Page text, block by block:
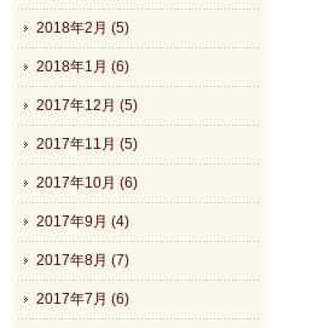
2018年2月 (5)
2018年1月 (6)
2017年12月 (5)
2017年11月 (5)
2017年10月 (6)
2017年9月 (4)
2017年8月 (7)
2017年7月 (6)